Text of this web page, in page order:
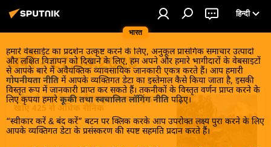
भारत
हिन्दी
हमारे वेबसाईट का प्रदर्शन उत्कृष्ट करने के लिए, अनुकूल प्रासंगिक समाचार उत्पादों
और लक्षित विज्ञापन को दिखाने के लिए, हम अपने और हमारे भागीदारों के वेबसाइटों
से आपके बारे में अवैयक्तिक व्यावसायिक जानकारी एकत्र करते हैं। आप हमारी
गोपनीयता नीति में आपके व्यक्तिगत डेटा का इस्तेमाल कैसे किया जाता है, इसकी
विस्तृत रूप में जानकारी प्राप्त कर सकते हैं। तकनीकों के विस्तृत वर्णन प्राप्त करने के
लिए कृपया हमारे कूकी तथा स्वचालित लॉगिंग नीति पढ़िए।
“स्वीकार करें & बंद करें” बटन पर क्लिक करके आप उपरोक्त लक्ष्य पुरा करने के लिए
आपके व्यक्तिगत डेटा के प्रसंस्करण की स्पष्ट सहमति प्रदान करते हैं।
खबरें - 27.04.2025
यूक्रेन ने रूस के त्सेंत्र बैटलग्रुप के साथ युद्ध में
खोए 425 से अधिक सैनिक